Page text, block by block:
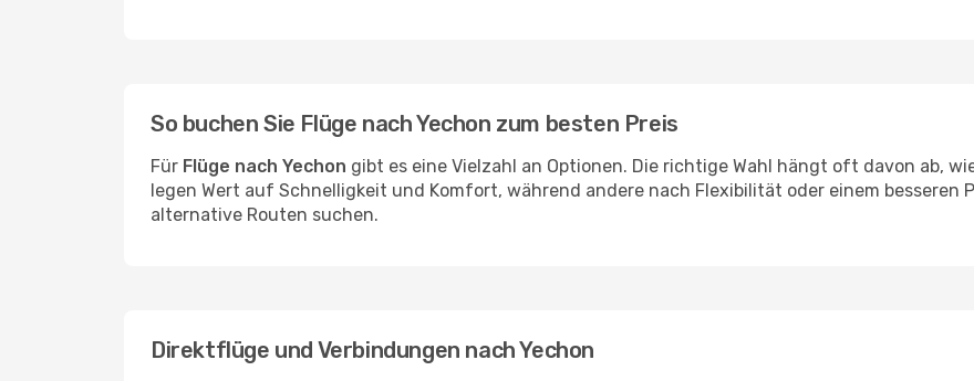
So buchen Sie Flüge nach Yechon zum besten Preis
Für Flüge nach Yechon gibt es eine Vielzahl an Optionen. Die richtige Wahl hängt oft davon ab,
legen Wert auf Schnelligkeit und Komfort, während andere nach Flexibilität oder einem besseren
alternative Routen suchen.
Direktflüge und Verbindungen nach Yechon